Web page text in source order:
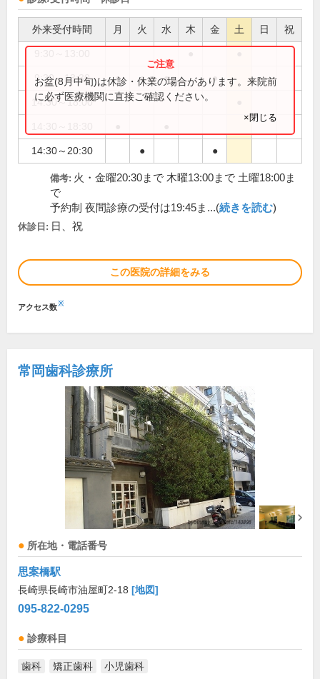
外来受付時間 月 火 水 木 金 土 日 祝
9:30～13:30 ● ● ● ●
14:30～18:00
14:30～20:30 ● ●
お盆(8月中旬)は休診・休業の場合があります。来院前
に必ず医療機関に直接ご確認ください。
×閉じる
備考: 火・金曜20:30まで 木曜13:00まで 土曜18:00ま
で
予約制 夜間診療の受付は19:45ま...(続きを読む)
休診日: 日、祝
この医院の詳細をみる
アクセス数※
常岡歯科診療所
所在地・電話番号
思案橋駅
長崎県長崎市油屋町2-18 [地図]
095-822-0295
診療科目
歯科 矯正歯科 小児歯科